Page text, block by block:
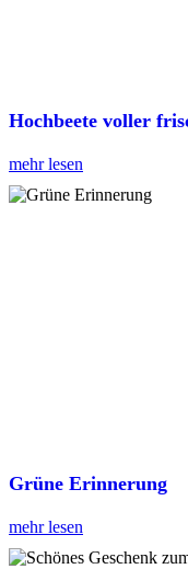
Hochbeete voller
mehr lesen
Grüne Erinnerung
mehr lesen